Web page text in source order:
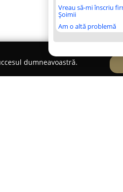
Vreau să-mi înscriu
Șoimii
Am o altă problemă
dumneavoastră.